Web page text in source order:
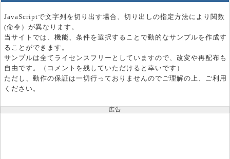
JavaScriptで文字列を切り出す場合、切り出しの指定方法により関数
(命令）が異なります。
当サイトでは、機能、条件を選択することで動的なサンプルを作成す
ることができます。
サンプルは全てライセンスフリーとしていますので、改変や再配布も
自由です。（コメントを残していただけると幸いです）
ただし、動作の保証は一切行っておりませんのでご理解の上、ご利用
ください。
広告